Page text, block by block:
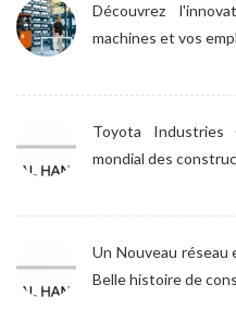
Découvrez
machines et vos
Toyota Industries
mondial des
Un Nouveau réseau
Belle histoire de